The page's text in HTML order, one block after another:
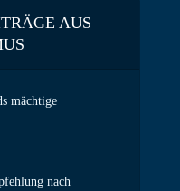
AUS
mächtige
nach